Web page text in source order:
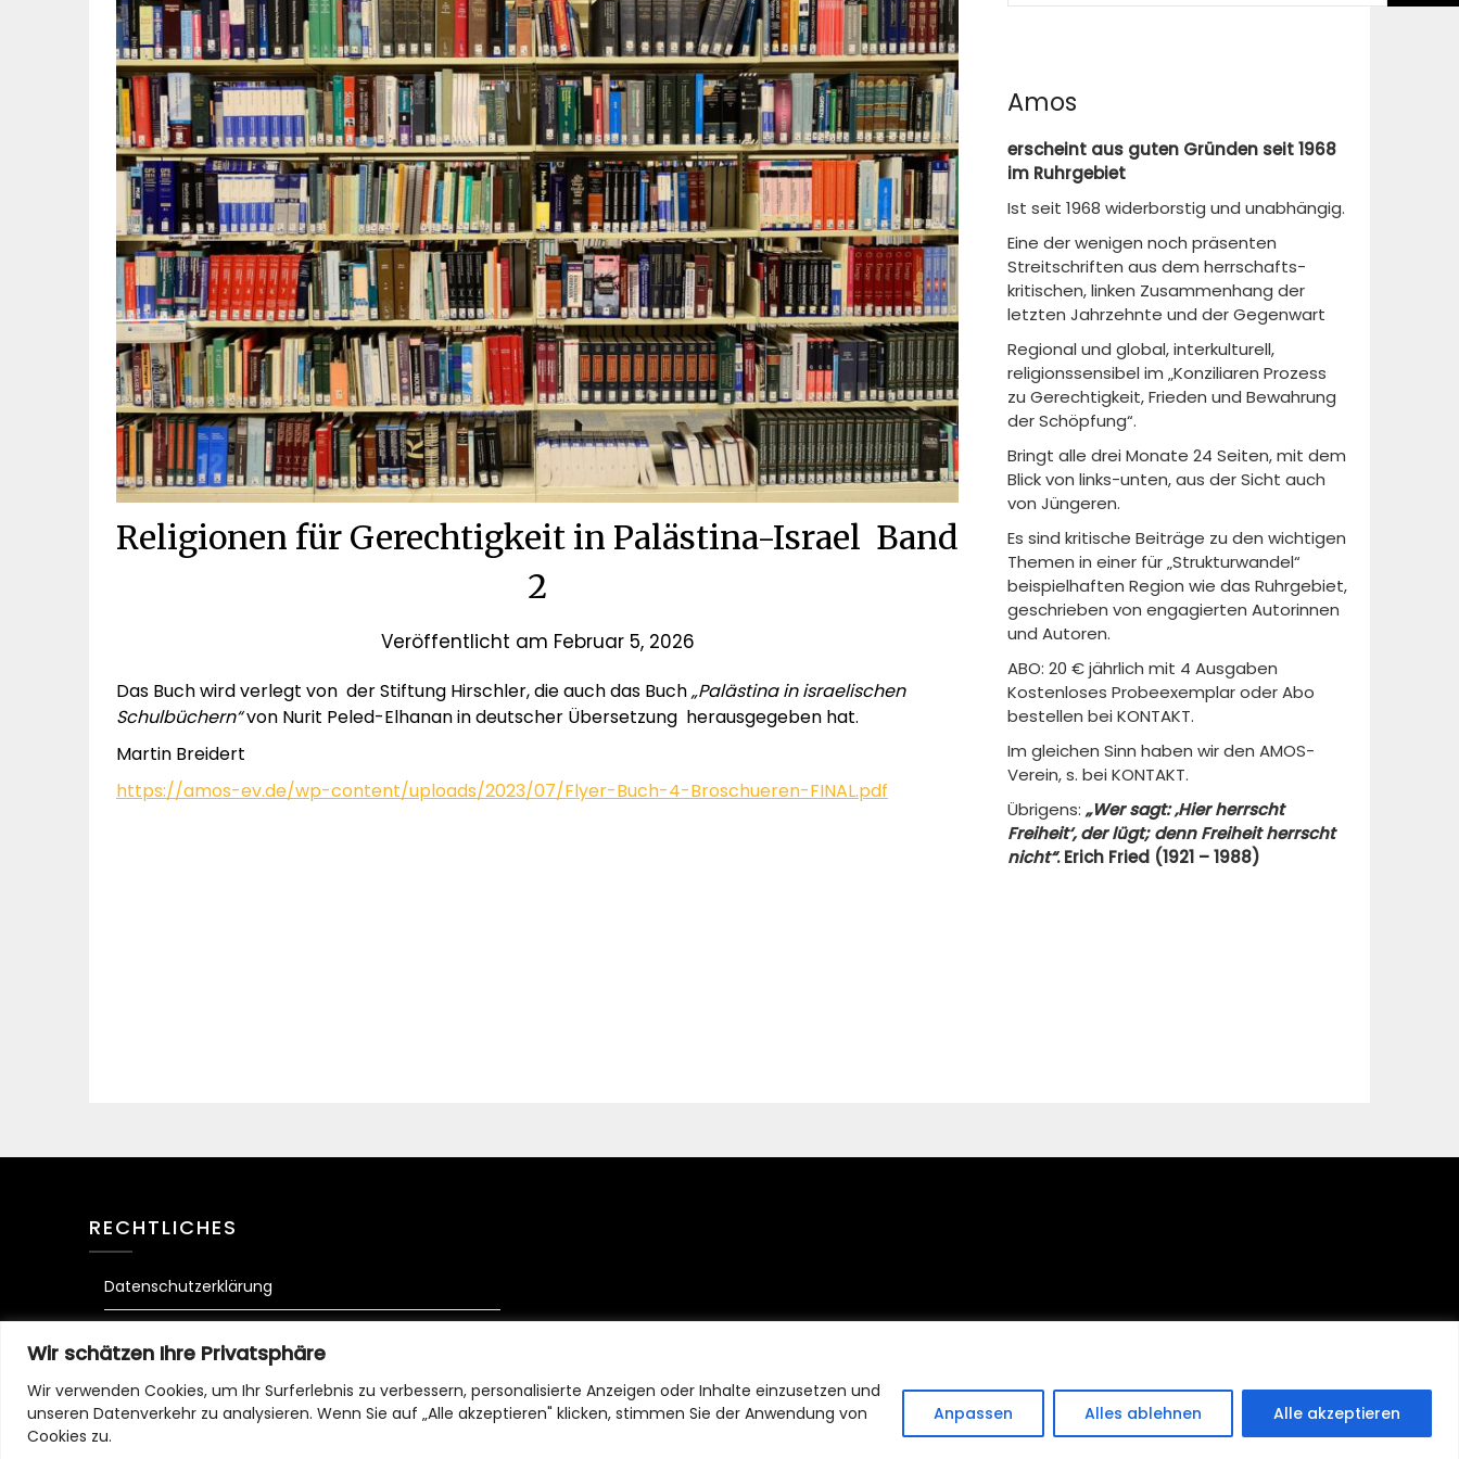
Wir schätzen Ihre Privatsphäre
Wir verwenden Cookies, um Ihr Surferlebnis zu verbessern, personalisierte Anzeigen oder Inhalte einzusetzen und
unseren Datenverkehr zu analysieren. Wenn Sie auf „Alle akzeptieren" klicken, stimmen Sie der Anwendung von
Cookies zu.
Anpassen Alles ablehnen Alle akzeptieren
Religionen für Gerechtigkeit in Palästina-Israel Band
2
Veröffentlicht am Februar 5, 2026
Das Buch wird verlegt von der Stiftung Hirschler, die auch das Buch„Palästina in israelischen
Schulbüchern“von Nurit Peled-Elhanan in deutscher Übersetzung herausgegeben hat.
Martin Breidert
https://amos-ev.de/wp-content/uploads/2023/07/Flyer-Buch-4-Broschueren-FINAL.pdf
Amos
erscheint aus guten Gründen seit 1968
im Ruhrgebiet
Ist seit 1968 widerborstig und unabhängig.
Eine der wenigen noch präsenten
Streitschriften aus dem herrschafts-
kritischen, linken Zusammenhang der
letzten Jahrzehnte und der Gegenwart
Regional und global, interkulturell,
religionssensibel im „Konziliaren Prozess
zu Gerechtigkeit, Frieden und Bewahrung
der Schöpfung“.
Bringt alle drei Monate 24 Seiten, mit dem
Blick von links-unten, aus der Sicht auch
von Jüngeren.
Es sind kritische Beiträge zu den wichtigen
Themen in einer für „Strukturwandel“
beispielhaften Region wie das Ruhrgebiet,
geschrieben von engagierten Autorinnen
und Autoren.
ABO: 20 € jährlich mit 4 Ausgaben
Kostenloses Probeexemplar oder Abo
bestellen bei KONTAKT.
Im gleichen Sinn haben wir den AMOS-
Verein, s. bei KONTAKT.
Übrigens: „Wer sagt: ‚Hier herrscht
Freiheit‘, der lügt; denn Freiheit herrscht
nicht“. Erich Fried (1921 – 1988)
RECHTLICHES
Datenschutzerklärung
theme by Superb